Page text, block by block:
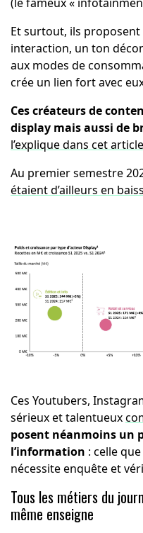
Et surtout, ils
interaction, un ton
aux modes de
crée un lien fort avec
Ces créateurs de
display mais aussi de
l’explique dans cet article
Au premier semestre
étaient d’ailleurs en
Ces Youtubers,
sérieux et talentueux
posent néanmoins un
l’information : celle
nécessite enquête et
Tous les métiers du
même enseigne